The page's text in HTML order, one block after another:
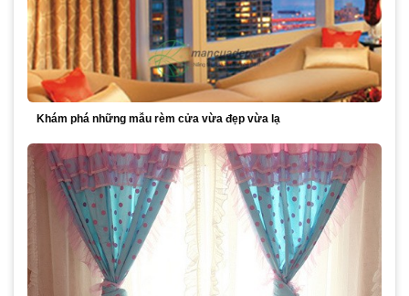
Khám phá những mẫu rèm cửa vừa đẹp vừa lạ